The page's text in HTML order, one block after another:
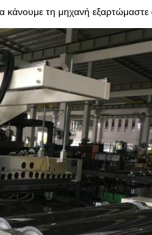
τη μηχανή εξαρτώμαστε